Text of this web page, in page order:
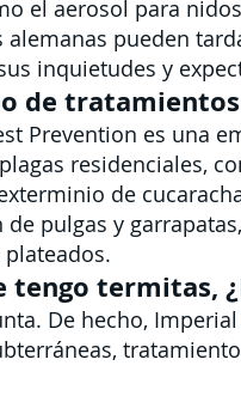
el aerosol para
alemanas pueden
inquietudes y
de
Prevention es una
residenciales,
de
pulgas y
plateados.
tengo termitas,
De hecho,